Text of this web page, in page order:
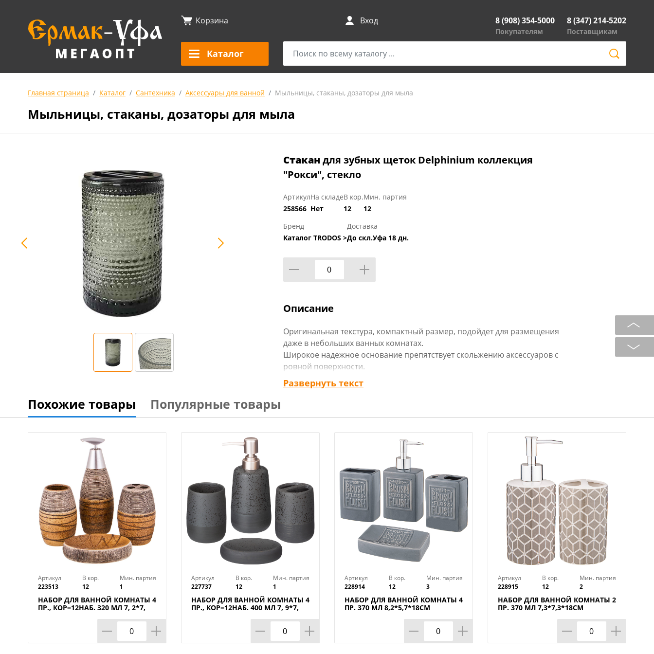
Корзина Вход 8 (908) 354-5000
Покупателям
8 (347) 214-5202
Поставщикам
Каталог
Главная страница Каталог Сантехника Аксессуары для ванной Мыльницы, стаканы, дозаторы для мыла
Мыльницы, стаканы, дозаторы для мыла
Стакан для зубных щеток Delphinium коллекция
"Рокси", стекло
Артикул
258566
На складе
Нет
В кор.
12
Мин. партия
12
Бренд
Каталог TRODOS >
Доставка
До скл.Уфа 18 дн.
Описание
Оригинальная текстура, компактный размер, подойдет для размещения
даже в небольших ванных комнатах.
Широкое надежное основание препятствует скольжению аксессуаров с
ровной поверхности.
Технические характеристики:
Страна-изготовитель: Китай
Развернуть текст
Похожие товары Популярные товары
Артикул
223513
В кор.
12
Мин. партия
1
НАБОР ДЛЯ ВАННОЙ КОМНАТЫ 4
ПР., КОР=12НАБ. 320 МЛ 7, 2*7,
Артикул
227737
В кор.
12
Мин. партия
1
НАБОР ДЛЯ ВАННОЙ КОМНАТЫ 4
ПР., КОР=12НАБ. 400 МЛ 7, 9*7,
Артикул
228914
В кор.
12
Мин. партия
3
НАБОР ДЛЯ ВАННОЙ КОМНАТЫ 4
ПР. 370 МЛ 8,2*5,7*18СМ
Артикул
228915
В кор.
12
Мин. партия
2
НАБОР ДЛЯ ВАННОЙ КОМНАТЫ 2
ПР. 370 МЛ 7,3*7,3*18СМ